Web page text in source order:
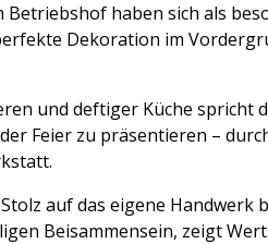
haben sich als
Dekoration im
und deftiger Küche spricht
Feier zu präsentieren –
auf das eigene
Beisammensein, zeigt